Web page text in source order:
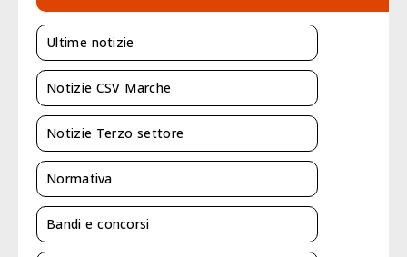
Ultime notizie
Notizie CSV Marche
Notizie Terzo settore
Normativa
Bandi e concorsi